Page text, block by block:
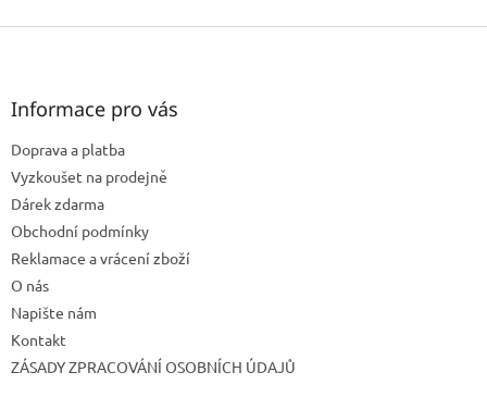
Z
Informace pro vás
Doprava a platba
Vyzkoušet na prodejně
Dárek zdarma
Obchodní podmínky
Reklamace a vrácení zboží
O nás
Napište nám
Kontakt
ZÁSADY ZPRACOVÁNÍ OSOBNÍCH ÚDAJŮ